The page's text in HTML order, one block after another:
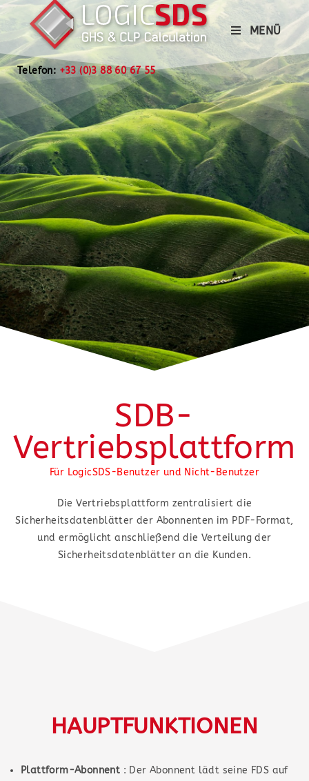
MENÜ
Telefon: +33 (0)3 88 60 67 55
SDB-
Vertriebsplattform
Für LogicSDS-Benutzer und Nicht-Benutzer
Die Vertriebsplattform zentralisiert die
Sicherheitsdatenblätter der Abonnenten im PDF-Format,
und ermöglicht anschließend die Verteilung der
Sicherheitsdatenblätter an die Kunden.
HAUPTFUNKTIONEN
Plattform-Abonnent : Der Abonnent lädt seine FDS auf